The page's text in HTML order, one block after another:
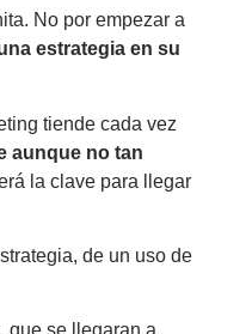
No por empezar a
estrategia en su
tiende cada vez
aunque no tan
la clave para llegar
de un uso de